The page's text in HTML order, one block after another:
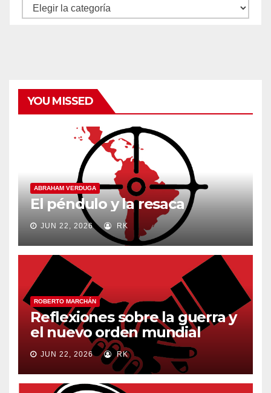
Autores
YOU MISSED
ABRAHAM VERDUGA
El péndulo y la resaca
JUN 22, 2026 RK
ROBERTO MARCHÁN
Reflexiones sobre la guerra y
el nuevo orden mundial
JUN 22, 2026 RK